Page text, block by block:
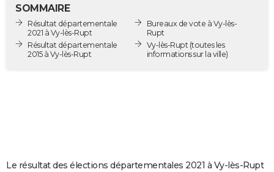
Destinations
City break
Voyage nature
Voyage de noces
Forum
Climat
GUIDES D'ACHAT
COPAINS D'AVANT
SOMMAIRE
Résultat départementale
2021 à Vy-lès-Rupt
Résultat départementale
2015 à Vy-lès-Rupt
Bureaux de vote à Vy-lès-
Rupt
Vy-lès-Rupt (toutes les
informations sur la ville)
Le résultat des élections départementales 2021 à Vy-lès-Rupt